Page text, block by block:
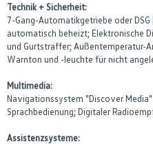
Technik + Sicherheit:
7-Gang-Automatikgetriebe oder
automatisch beheizt; Elektronische
und Gurtstraffer; Außentemperatur-
Warnton und -leuchte für nicht
Multimedia:
Navigationssystem "Discover
Sprachbedienung; Digitaler
Assistenzsysteme: